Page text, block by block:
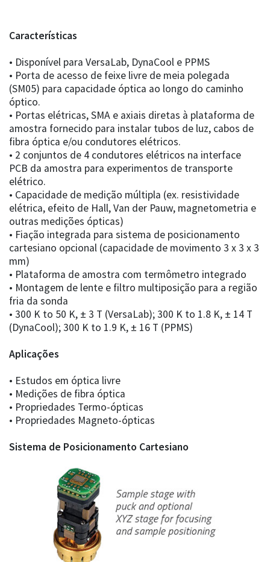
Características
• Disponível para VersaLab, DynaCool e PPMS
• Porta de acesso de feixe livre de meia polegada
(SM05) para capacidade óptica ao longo do caminho
óptico.
• Portas elétricas, SMA e axiais diretas à plataforma de
amostra fornecido para instalar tubos de luz, cabos de
fibra óptica e/ou condutores elétricos.
• 2 conjuntos de 4 condutores elétricos na interface
PCB da amostra para experimentos de transporte
elétrico.
• Capacidade de medição múltipla (ex. resistividade
elétrica, efeito de Hall, Van der Pauw, magnetometria e
outras medições ópticas)
• Fiação integrada para sistema de posicionamento
cartesiano opcional (capacidade de movimento 3 x 3 x 3
mm)
• Plataforma de amostra com termômetro integrado
• Montagem de lente e filtro multiposição para a região
fria da sonda
• 300 K to 50 K, ± 3 T (VersaLab); 300 K to 1.8 K, ± 14 T
(DynaCool); 300 K to 1.9 K, ± 16 T (PPMS)
Aplicações
• Estudos em óptica livre
• Medições de fibra óptica
• Propriedades Termo-ópticas
• Propriedades Magneto-ópticas
Sistema de Posicionamento Cartesiano